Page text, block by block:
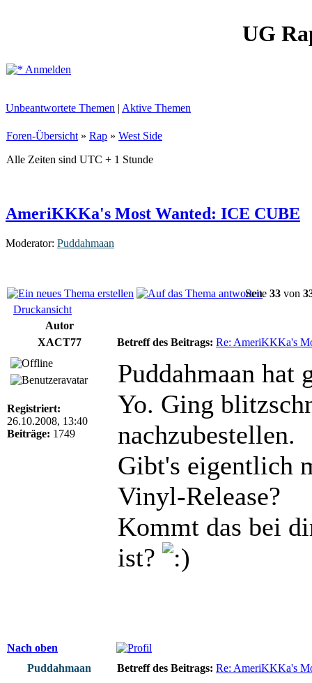
UG
Anmelden
Unbeantwortete Themen | Aktive Themen
Foren-Übersicht » Rap » West Side
Alle Zeiten sind UTC + 1 Stunde
AmeriKKKa's Most Wanted: ICE CUBE
Moderator: Puddahmaan
Seite 33 von
Druckansicht
Autor
XACT77
Betreff des Beitrags: Re: AmeriKKKa's
Registriert:
26.10.2008, 13:40
Beiträge: 1749
Puddahmaan hat
Yo. Ging
nachzubestellen.
Gibt's eigentlich
Vinyl-Release?
Kommt das bei
ist?
Nach oben
Puddahmaan
Betreff des Beitrags: Re: AmeriKKKa's